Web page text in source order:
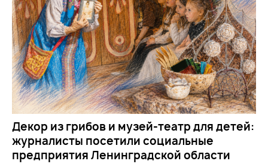
Декор из грибов и музей-театр для детей:
журналисты посетили социальные
предприятия Ленинградской области